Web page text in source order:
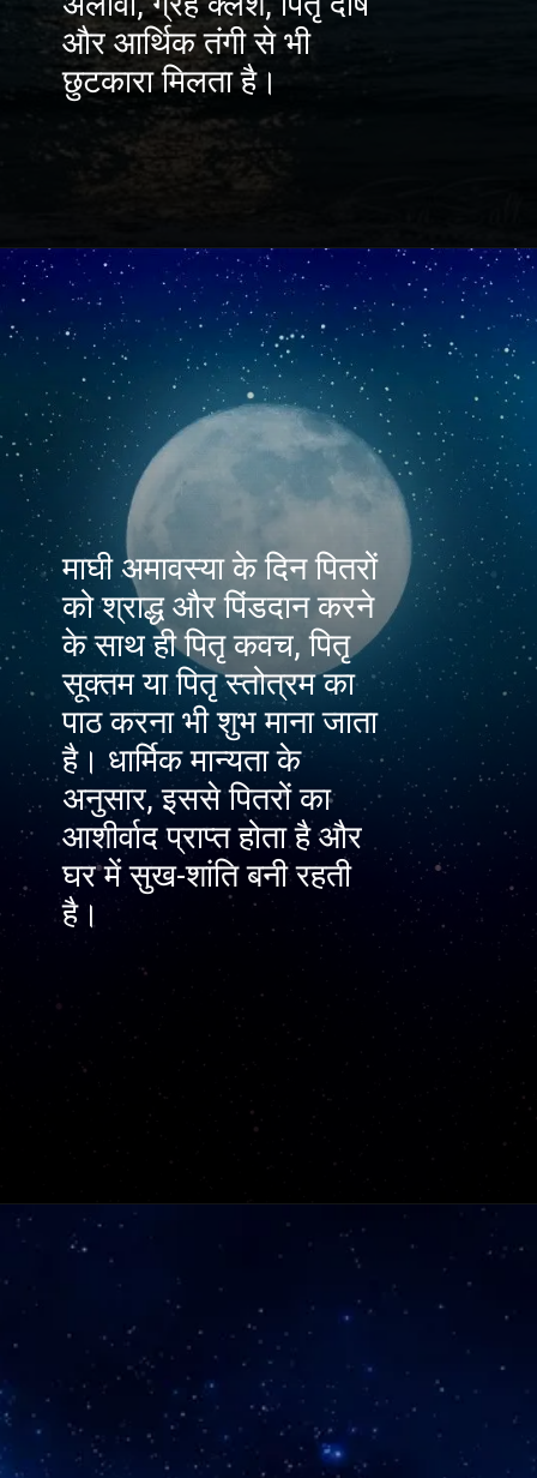
और आर्थिक तंगी से भी
छुटकारा मिलता है।
माघी अमावस्या के दिन पितरों
को श्राद्ध और पिंडदान करने
के साथ ही पितृ कवच, पितृ
सूक्तम या पितृ स्तोत्रम का
पाठ करना भी शुभ माना जाता
है। धार्मिक मान्यता के
अनुसार, इससे पितरों का
आशीर्वाद प्राप्त होता है और
घर में सुख-शांति बनी रहती
है।